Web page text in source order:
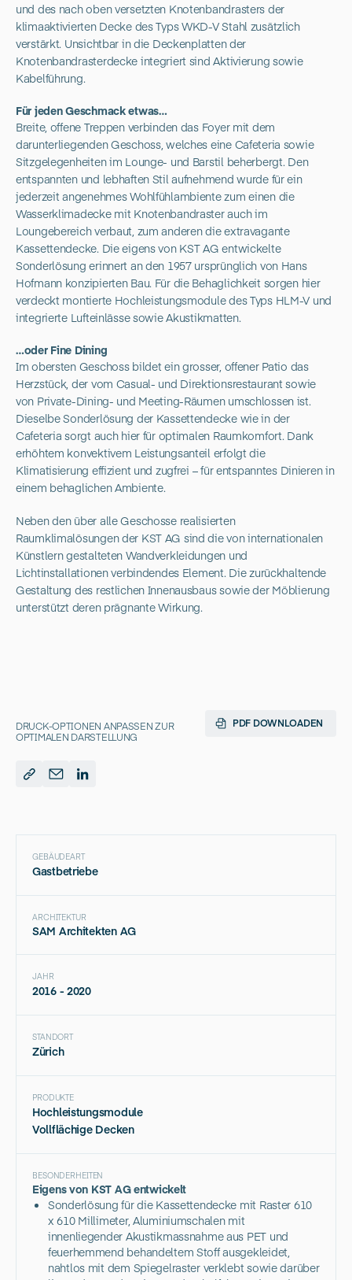
GEBÄUDEART
Gastbetriebe
ARCHITEKTUR
SAM Architekten AG
JAHR
2016 - 2020
STANDORT
Zürich
PRODUKTE
Hochleistungsmodule
Vollflächige Decken
BESONDERHEITEN
Eigens von KST AG entwickelt
Sonderlösung für die Kassettendecke mit Raster 610
x 610 Millimeter, Aluminiumschalen mit
innenliegender Akustikmassnahme aus PET und
feuerhemmend behandeltem Stoff ausgekleidet,
nahtlos mit dem Spiegelraster verklebt sowie darüber
und des nach oben versetzten Knotenbandrasters der
klimaaktivierten Decke des Typs WKD-V Stahl zusätzlich
verstärkt. Unsichtbar in die Deckenplatten der
Knotenbandrasterdecke integriert sind Aktivierung sowie
Kabelführung.
Für jeden Geschmack etwas…
Breite, offene Treppen verbinden das Foyer mit dem
darunterliegenden Geschoss, welches eine Cafeteria sowie
Sitzgelegenheiten im Lounge- und Barstil beherbergt. Den
entspannten und lebhaften Stil aufnehmend wurde für ein
jederzeit angenehmes Wohlfühlambiente zum einen die
Wasserklimadecke mit Knotenbandraster auch im
Loungebereich verbaut, zum anderen die extravagante
Kassettendecke. Die eigens von KST AG entwickelte
Sonderlösung erinnert an den 1957 ursprünglich von Hans
Hofmann konzipierten Bau. Für die Behaglichkeit sorgen hier
verdeckt montierte Hochleistungsmodule des Typs HLM-V und
integrierte Lufteinlässe sowie Akustikmatten.
…oder Fine Dining
Im obersten Geschoss bildet ein grosser, offener Patio das
Herzstück, der vom Casual- und Direktionsrestaurant sowie
von Private-Dining- und Meeting-Räumen umschlossen ist.
Dieselbe Sonderlösung der Kassettendecke wie in der
Cafeteria sorgt auch hier für optimalen Raumkomfort. Dank
erhöhtem konvektivem Leistungsanteil erfolgt die
Klimatisierung effizient und zugfrei – für entspanntes Dinieren in
einem behaglichen Ambiente.
Neben den über alle Geschosse realisierten
Raumklimalösungen der KST AG sind die von internationalen
Künstlern gestalteten Wandverkleidungen und
Lichtinstallationen verbindendes Element. Die zurückhaltende
Gestaltung des restlichen Innenausbaus sowie der Möblierung
unterstützt deren prägnante Wirkung.
PDF DOWNLOADEN
DRUCK-OPTIONEN ANPASSEN ZUR
OPTIMALEN DARSTELLUNG